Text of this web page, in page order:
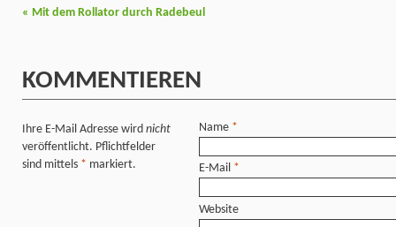
« Mit dem Rollator durch Radebeul
KOMMENTIEREN
Ihre E-Mail Adresse wird nicht
veröffentlicht. Pflichtfelder
sind mittels * markiert.
Name *
E-Mail *
Website